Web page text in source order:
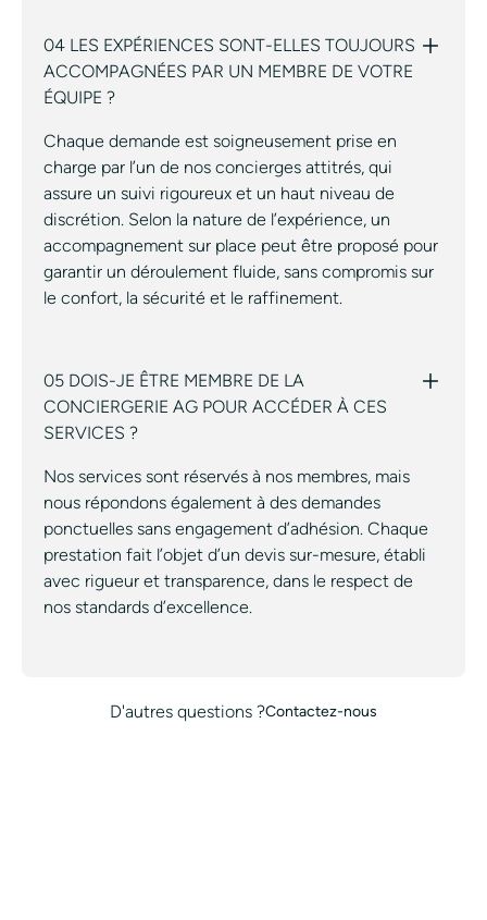
04 LES EXPÉRIENCES SONT-ELLES TOUJOURS
ACCOMPAGNÉES PAR UN MEMBRE DE VOTRE
ÉQUIPE ?
Chaque demande est soigneusement prise en
charge par l’un de nos concierges attitrés, qui
assure un suivi rigoureux et un haut niveau de
discrétion. Selon la nature de l’expérience, un
accompagnement sur place peut être proposé pour
garantir un déroulement fluide, sans compromis sur
le confort, la sécurité et le raffinement.
05 DOIS-JE ÊTRE MEMBRE DE LA
CONCIERGERIE AG POUR ACCÉDER À CES
SERVICES ?
Nos services sont réservés à nos membres, mais
nous répondons également à des demandes
ponctuelles sans engagement d’adhésion. Chaque
prestation fait l’objet d’un devis sur-mesure, établi
avec rigueur et transparence, dans le respect de
nos standards d’excellence.
D'autres questions ?Contactez-nous